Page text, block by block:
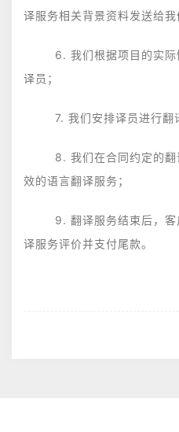
译服务相关背景资料发送给我
6. 我们根据项目的实际
译员；
7. 我们安排译员进行翻译
8. 我们在合同约定的翻
效的语言翻译服务；
9. 翻译服务结束后，客
译服务评价并支付尾款。